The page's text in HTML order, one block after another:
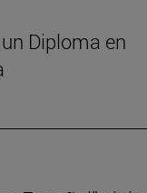
Diploma en